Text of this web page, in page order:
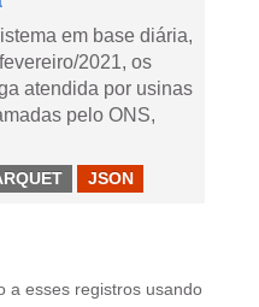
em base diária,
2021, os
atendida por usinas
pelo ONS,
JSON
a esses registros usando